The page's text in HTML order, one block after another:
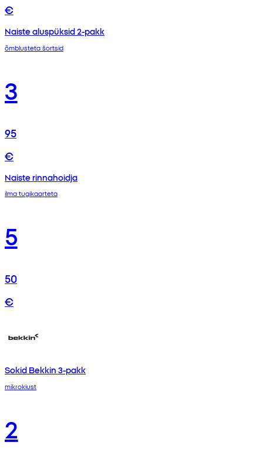
€
Naiste aluspüksid 2-pakk
õmblusteta šortsid
3
95
€
Naiste rinnahoidja
ilma tugikaarteta
5
50
€
Sokid Bekkin 3-pakk
mikrokiust
2